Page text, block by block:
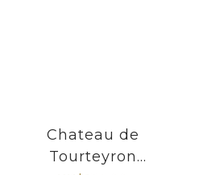
Chateau de
Tourteyron